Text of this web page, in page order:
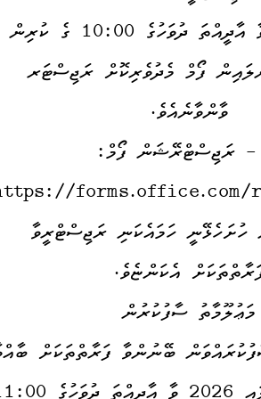
ޖުލައި 2026 ވާ އާދީއްތަ ދުވަހުގެ 10:00 ގެ ކުރިން
ފޯމް މެދުވެރިކޮށް ރަޖިސްޓަރ
ވާންވާނެއެވެ.
ރަޖިސްޓްރޭޝަން ފޯމް:
forms.office.com/r/
ހަމައެކަނި ރަޖިސްޓްރީވާ
އެކަންޏެވެ.
މަޢުލޫމާތު ސާފުކުރުން
ބޭނުންވާ ފަރާތްތަކަށް